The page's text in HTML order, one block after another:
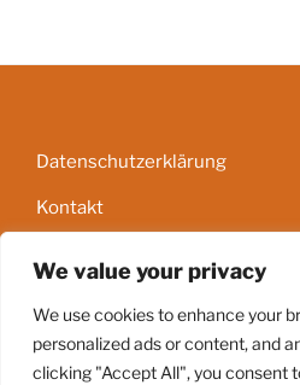
We value your privacy
We use cookies to enhance your
personalized ads or content, and
clicking "Accept All", you consent
Datenschutzerklärung
Kontakt